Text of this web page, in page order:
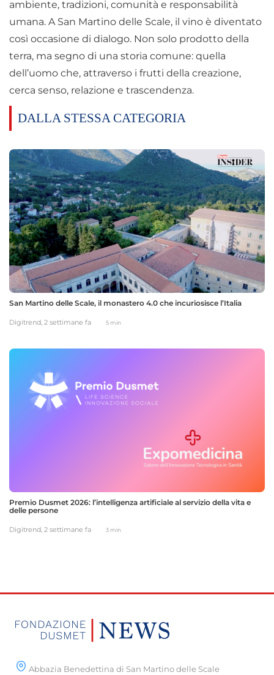
ambiente, tradizioni, comunità e responsabilità
umana. A San Martino delle Scale, il vino è diventato
così occasione di dialogo. Non solo prodotto della
terra, ma segno di una storia comune: quella
dell’uomo che, attraverso i frutti della creazione,
cerca senso, relazione e trascendenza.
DALLA STESSA CATEGORIA
San Martino delle Scale, il monastero 4.0 che incuriosisce l’Italia
Digitrend, 2 settimane fa 5 min
Premio Dusmet 2026: l’intelligenza artificiale al servizio della vita e
delle persone
Digitrend, 2 settimane fa 3 min
Abbazia Benedettina di San Martino delle Scale